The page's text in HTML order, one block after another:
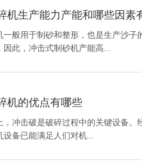
机生产能力产能和哪些因素
一般用于制砂和整形，也是生产沙子
此，冲击式制砂机产能高...
机的优点有哪些
，冲击破是破碎过程中的关键设备。
设备已能满足人们对机...